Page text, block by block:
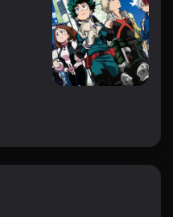
+10 21:39
+20 21:30
👤 Shshbsbsb +50 21:06
Mamuka_780 +60 16:08